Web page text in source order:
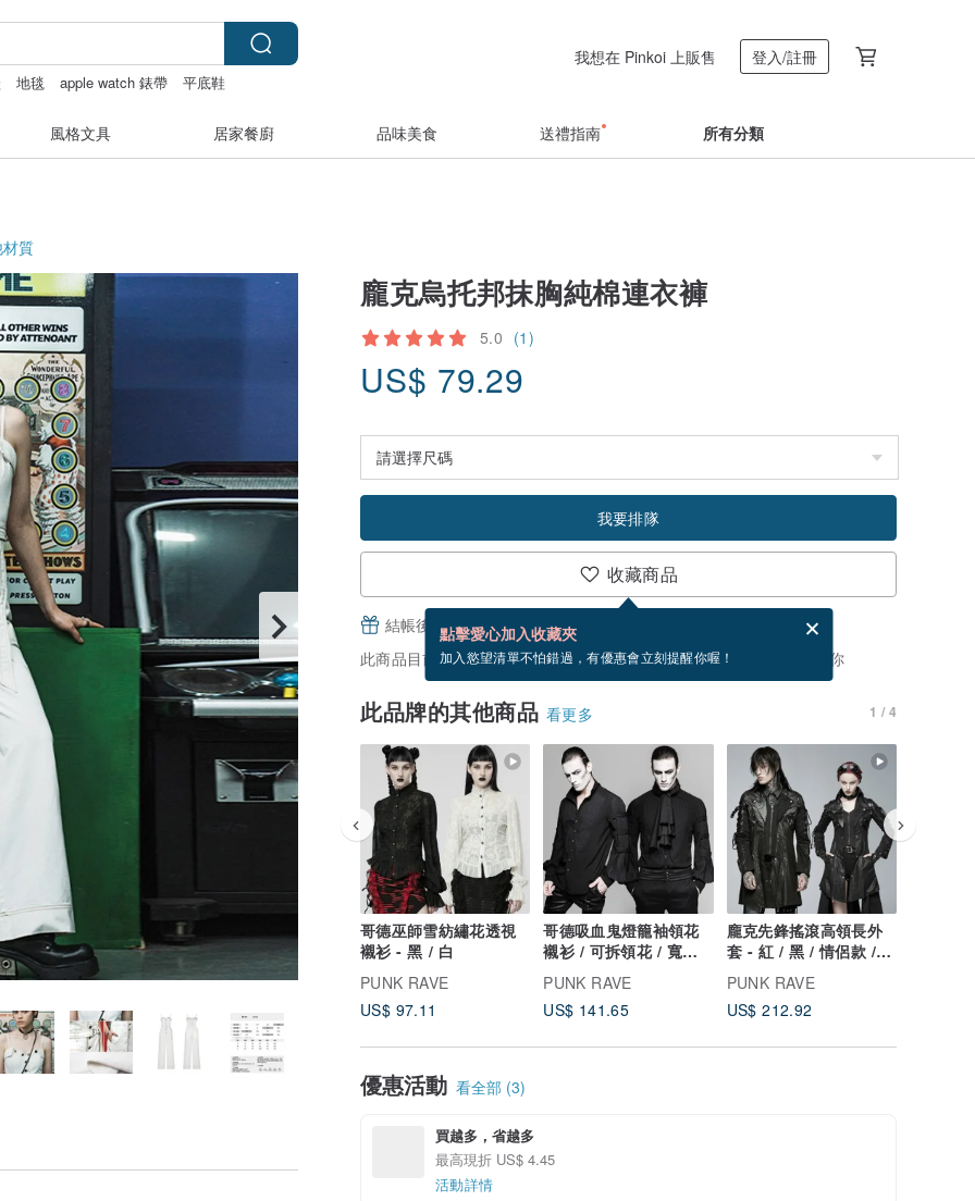
地毯 apple watch 錶帶 平底鞋
我想在 Pinkoi 上販售 登入/註冊
風格文具 居家餐廚 品味美食 送禮指南 所有分類
質
龐克烏托邦抹胸純棉連衣褲
5.0 (1)
US$ 79.29
我要排隊
收藏商品
點擊愛心加入收藏夾
加入慾望清單不怕錯過，有優惠會立刻提醒你喔！
結帳後填寫並分享，免費幫你寄送電子賀卡。
電子賀卡是什麼？
此商品目前沒現貨，你可以按「我要排隊」，當有貨會主動發信通知你
此品牌的其他商品 看更多 1 / 4
哥德巫師雪紡繡花透視
襯衫 - 黑 / 白
PUNK RAVE
US$ 97.11
哥德吸血鬼燈籠袖領花
襯衫 / 可拆領花 / 寬鬆
PUNK RAVE
US$ 141.65
龐克先鋒搖滾高領長外
套 - 紅 / 黑 / 情侶款 /
PUNK RAVE
US$ 212.92
優惠活動 看全部 (3)
買越多，省越多
最高現折 US$ 4.45
活動詳情